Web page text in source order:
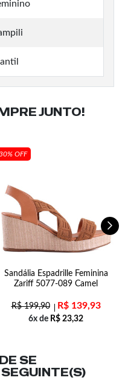
JUNTO!
OFF
Sandália Espadrille Feminina
Zariff 5077-089 Camel
R$199,90 R$139,93
6x de R$ 23,32
SE